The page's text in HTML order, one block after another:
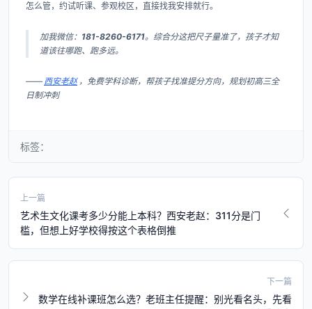
怎么管，约试听课、参观校区，直接找我安排就行。
加我微信： 181-8260-6171。综合分这把尺子量准了，孩子才知
道该往哪跑、跑多远。
—— 西安老赵 ，免费学科诊断，帮孩子找准提分方向，规划初高三全
日制冲刺
标签：
上一篇
艺术生文化课考多少分能上本科？西安老赵：311分是门
槛，但想上好学校得按这个表格倒推
下一篇
数学在线补课班怎么选？老班主任提醒：别光看名头，先看